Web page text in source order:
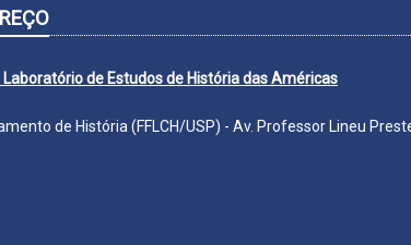
Laboratório de Estudos de História das Américas
de História (FFLCH/USP) - Av. Professor Lineu